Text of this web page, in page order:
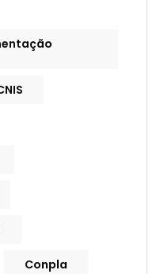
Conpla